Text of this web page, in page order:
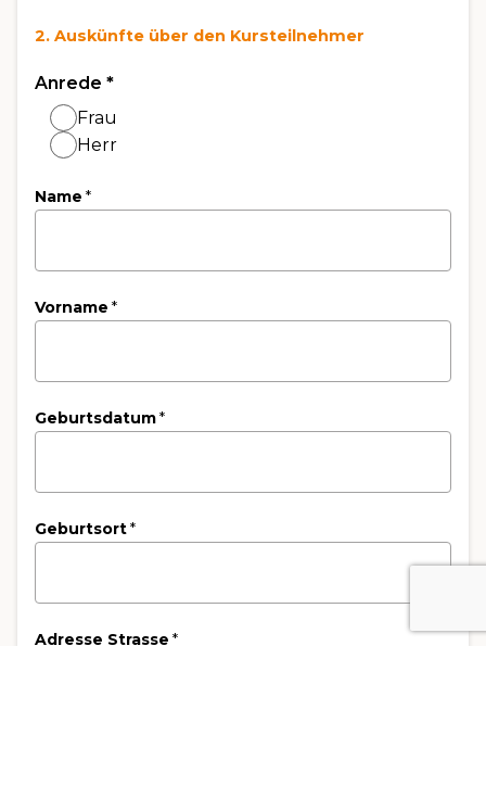
2. Auskünfte über den Kursteilnehmer
Anrede *
Frau
Herr
Name *
Vorname *
Geburtsdatum*
Geburtsort*
Adresse Strasse *